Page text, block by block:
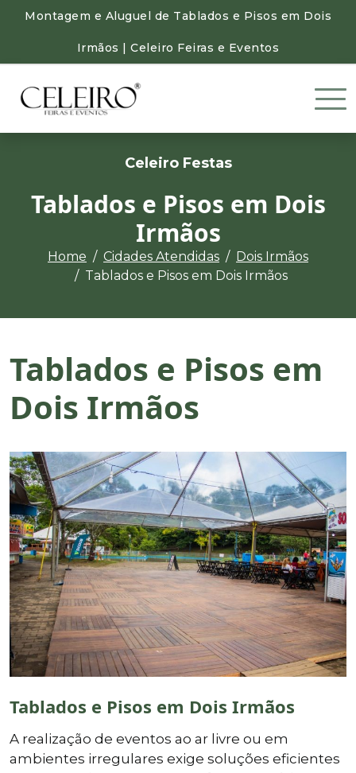
Montagem e Aluguel de Tablados e Pisos em Dois
Irmãos | Celeiro Feiras e Eventos
Celeiro Festas
Tablados e Pisos em Dois
Irmãos
Home Cidades Atendidas
Dois Irmãos
Tablados e Pisos em Dois Irmãos
Tablados e Pisos em
Dois Irmãos
Tablados e Pisos em Dois Irmãos
A realização de eventos ao ar livre ou em
ambientes irregulares exige soluções eficientes